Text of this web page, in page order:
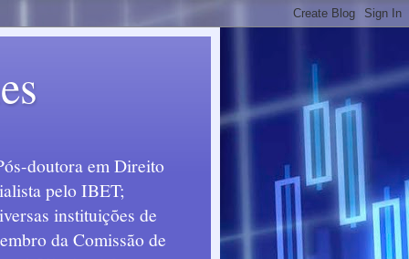
doutora em Direito
pelo IBET;
instituições de
da Comissão de